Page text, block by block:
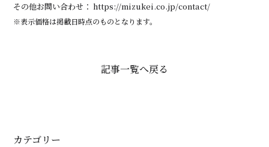
カテゴリー
その他お問い合わせ：https://mizukei.co.jp/contact/
※表示価格は掲載日時点のものとなります。
記事一覧へ戻る